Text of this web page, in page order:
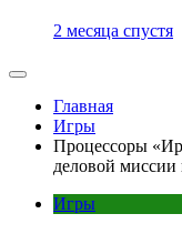
2 месяца спустя
Главная
Игры
Процессоры
деловой
Игры